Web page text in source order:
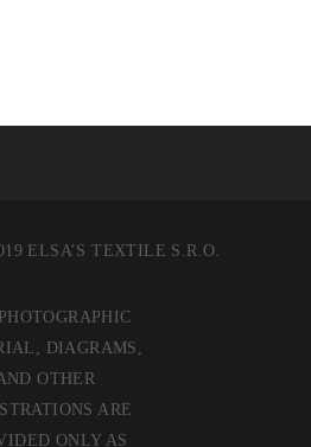
ELSA’S TEXTILE S.R.O.
DIAGRAMS,
OTHER
ARE
ONLY AS